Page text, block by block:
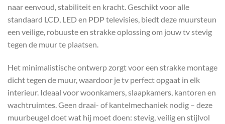
naar eenvoud, stabiliteit en kracht. Geschikt voor alle
standaard LCD, LED en PDP televisies, biedt deze muursteun
een veilige, robuuste en strakke oplossing om jouw tv stevig
tegen de muur te plaatsen.
Het minimalistische ontwerp zorgt voor een strakke montage
dicht tegen de muur, waardoor je tv perfect opgaat in elk
interieur. Ideaal voor woonkamers, slaapkamers, kantoren en
wachtruimtes. Geen draai- of kantelmechaniek nodig – deze
muurbeugel doet wat hij moet doen: stevig, veilig en stijlvol